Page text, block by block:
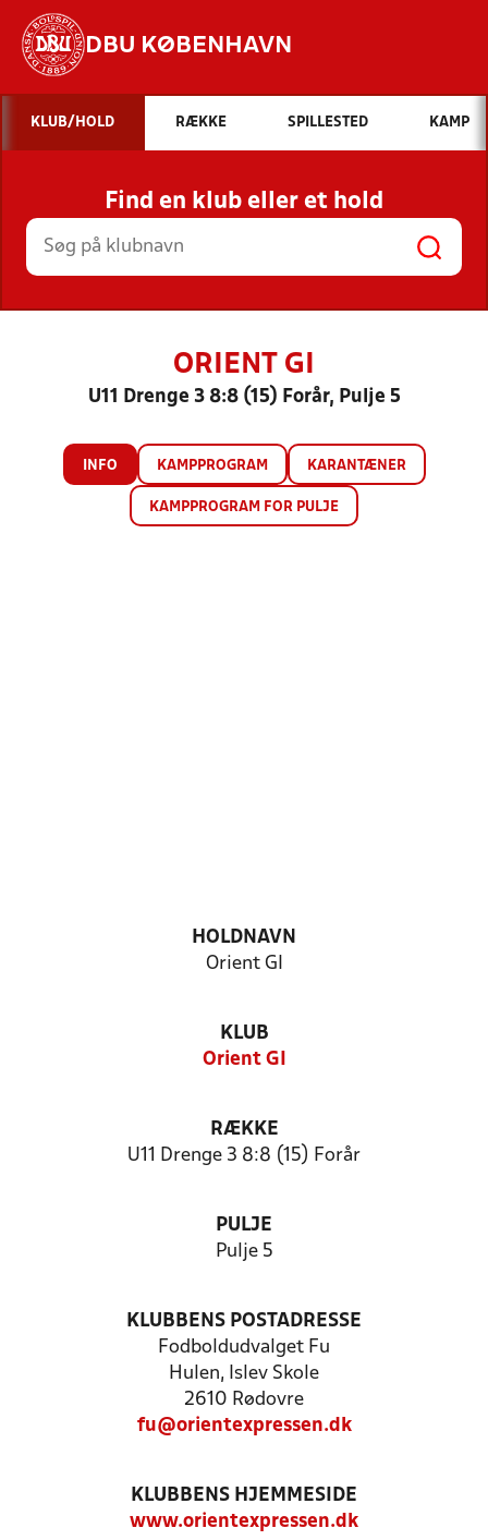
DBU KØBENHAVN
Hvad vil du søge efter?
INDHOLD OG NYHEDER
STILLINGER, RESULTATER, KLUBBER OG
HOLD
KLUB/HOLD RÆKKE SPILLESTED KAMP
Find en klub eller et hold
ORIENT GI
U11 Drenge 3 8:8 (15) Forår, Pulje 5
INFO KAMPPROGRAM KARANTÆNER
KAMPPROGRAM FOR PULJE
HOLDNAVN
Orient GI
KLUB
Orient GI
RÆKKE
U11 Drenge 3 8:8 (15) Forår
PULJE
Pulje 5
KLUBBENS POSTADRESSE
Fodboldudvalget Fu
Hulen, Islev Skole
2610 Rødovre
fu@orientexpressen.dk
KLUBBENS HJEMMESIDE
www.orientexpressen.dk